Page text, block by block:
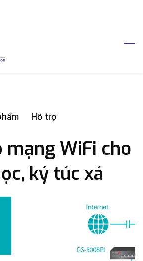
Hỗ trợ
mạng WiFi cho
ký túc xá